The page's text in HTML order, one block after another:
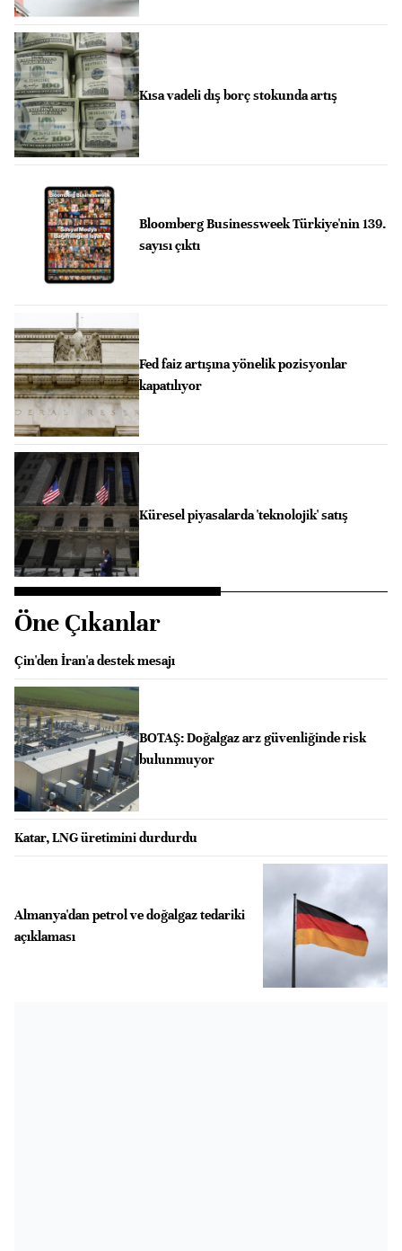
Kısa vadeli dış borç stokunda artış
Bloomberg Businessweek Türkiye'nin 139.
sayısı çıktı
Fed faiz artışına yönelik pozisyonlar
kapatılıyor
Küresel piyasalarda 'teknolojik' satış
Öne Çıkanlar
Çin'den İran'a destek mesajı
BOTAŞ: Doğalgaz arz güvenliğinde risk
bulunmuyor
Katar, LNG üretimini durdurdu
Almanya'dan petrol ve doğalgaz tedariki
açıklaması